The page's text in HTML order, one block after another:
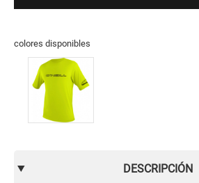
colores disponibles
DESCRIPCIÓN